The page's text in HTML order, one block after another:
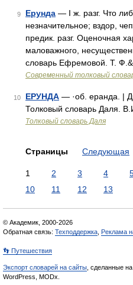
9 Ерунда — I ж. разг. Что
незначительное; вздор,
предик. разг. Оценочная
маловажного,
словарь Ефремовой. Т.
Современный толковый
10 ЕРУНДА — ·об. еранда. |
Толковый словарь Даля.
Толковый словарь Даля
Страницы Следующая
1 2 3 4
10
11 12 13
© Академик, 2000-2026
Обратная связь: Техподдержка Реклама
👣 Путешествия
Экспорт словарей на сайты , сделанные на
WordPress, MODx.